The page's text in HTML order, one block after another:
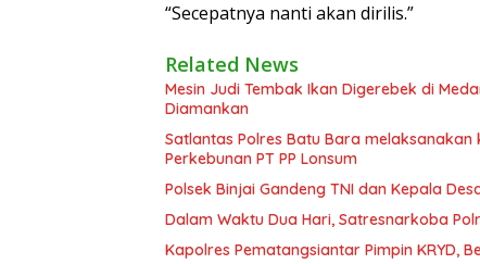
“Secepatnya nanti akan dirilis.”
Related News
Mesin Judi Tembak Ikan Digerebek di
Diamankan
Satlantas Polres Batu Bara melaksanakan
Perkebunan PT PP Lonsum
Polsek Binjai Gandeng TNI dan Kepala
Dalam Waktu Dua Hari, Satresnarkoba
Kapolres Pematangsiantar Pimpin KRYD,